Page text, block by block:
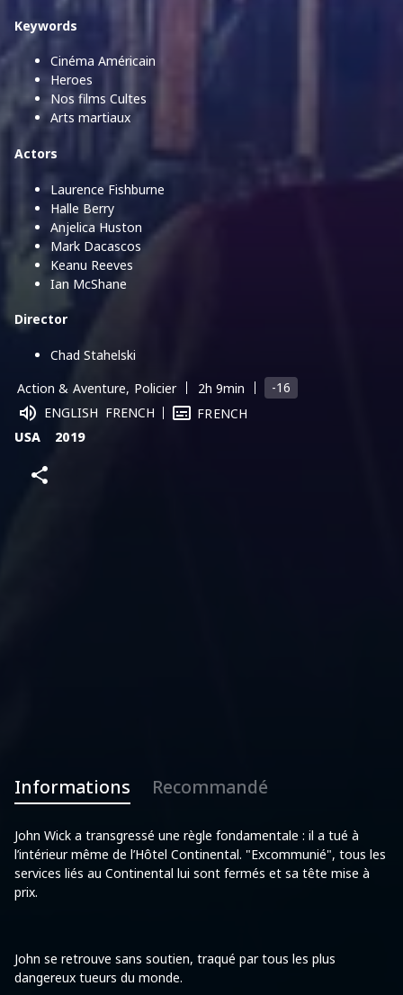
Keywords
Cinéma Américain
Heroes
Nos films Cultes
Arts martiaux
Actors
Laurence Fishburne
Halle Berry
Anjelica Huston
Mark Dacascos
Keanu Reeves
Ian McShane
Director
Chad Stahelski
Action & Aventure, Policier
2h 9min
-16
ENGLISH FRENCH
FRENCH
USA
2019
Informations Recommandé
John Wick a transgressé une règle fondamentale : il a tué à
l’intérieur même de l’Hôtel Continental. "Excommunié", tous les
services liés au Continental lui sont fermés et sa tête mise à
prix.
John se retrouve sans soutien, traqué par tous les plus
dangereux tueurs du monde.